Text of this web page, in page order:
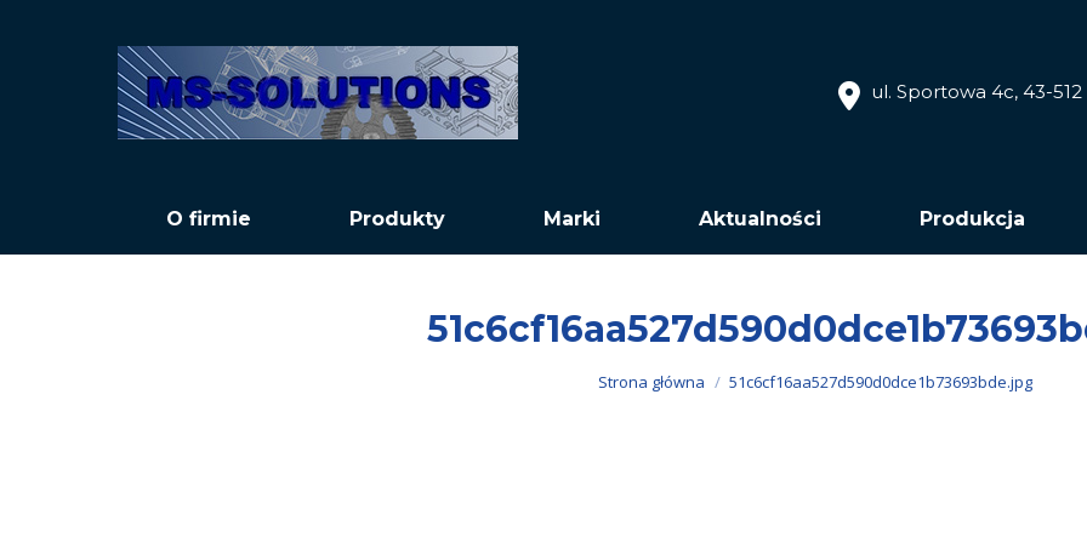
ul. Sportowa 4c, 43-
O firmie Produkty Marki Aktualności Produkcja
Jesteś tutaj:
Strona główna 51c6cf16aa527d590d0dce1b73693bde.jpg